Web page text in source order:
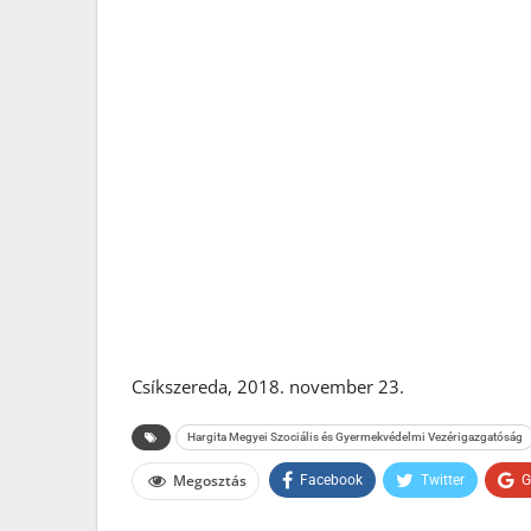
Csíkszereda, 2018. november 23.
Hargita Megyei Szociális és Gyermekvédelmi Vezérigazgatóság
Megosztás Facebook Twitter